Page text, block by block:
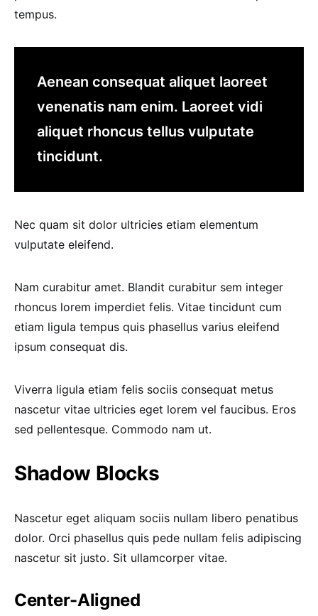
tempus.
Aenean consequat aliquet laoreet
venenatis nam enim. Laoreet vidi
aliquet rhoncus tellus vulputate
tincidunt.
Nec quam sit dolor ultricies etiam elementum
vulputate eleifend.
Nam curabitur amet. Blandit curabitur sem integer
rhoncus lorem imperdiet felis. Vitae tincidunt cum
etiam ligula tempus quis phasellus varius eleifend
ipsum consequat dis.
Viverra ligula etiam felis sociis consequat metus
nascetur vitae ultricies eget lorem vel faucibus. Eros
sed pellentesque. Commodo nam ut.
Shadow Blocks
Nascetur eget aliquam sociis nullam libero penatibus
dolor. Orci phasellus quis pede nullam felis adipiscing
nascetur sit justo. Sit ullamcorper vitae.
Center-Aligned